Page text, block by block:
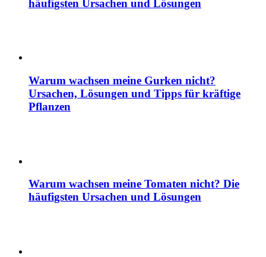
häufigsten Ursachen und Lösungen
Warum wachsen meine Gurken nicht?
Ursachen, Lösungen und Tipps für kräftige
Pflanzen
Warum wachsen meine Tomaten nicht? Die
häufigsten Ursachen und Lösungen